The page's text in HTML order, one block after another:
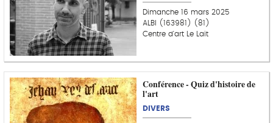
Dimanche 16 mars 2025
ALBI (163981) (81)
Centre d'art Le Lait
Conférence - Quiz d'histoire de
l'art
DIVERS